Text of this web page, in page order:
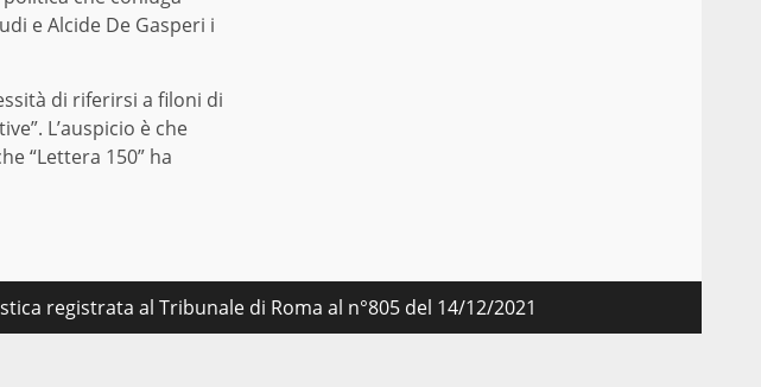
e Alcide De Gasperi i
di riferirsi a filoni di
L’auspicio è che
“Lettera 150” ha
registrata al Tribunale di Roma al n°805 del 14/12/2021